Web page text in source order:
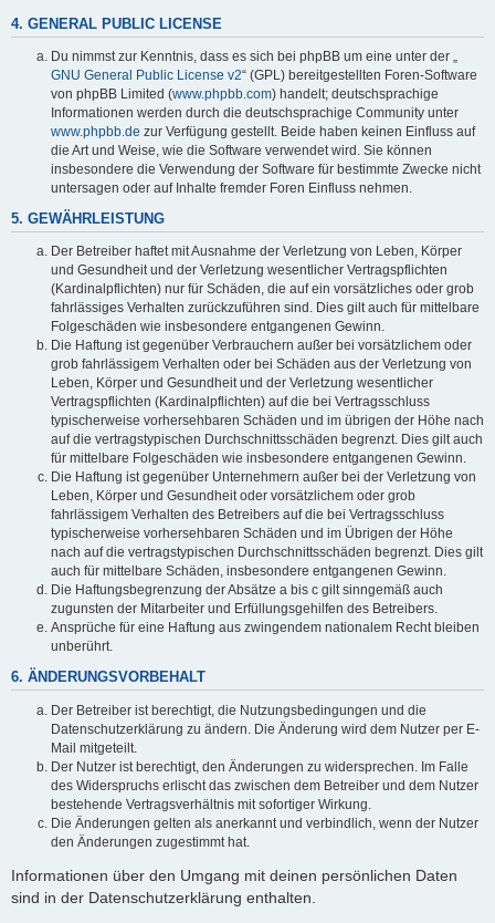
4. GENERAL PUBLIC LICENSE
Du nimmst zur Kenntnis, dass es sich bei phpBB um eine unter der „
GNU General Public License v2“ (GPL) bereitgestellten Foren-Software
von phpBB Limited (www.phpbb.com) handelt; deutschsprachige
Informationen werden durch die deutschsprachige Community unter
www.phpbb.de zur Verfügung gestellt. Beide haben keinen Einfluss auf
die Art und Weise, wie die Software verwendet wird. Sie können
insbesondere die Verwendung der Software für bestimmte Zwecke nicht
untersagen oder auf Inhalte fremder Foren Einfluss nehmen.
5. GEWÄHRLEISTUNG
Der Betreiber haftet mit Ausnahme der Verletzung von Leben, Körper
und Gesundheit und der Verletzung wesentlicher Vertragspflichten
(Kardinalpflichten) nur für Schäden, die auf ein vorsätzliches oder grob
fahrlässiges Verhalten zurückzuführen sind. Dies gilt auch für mittelbare
Folgeschäden wie insbesondere entgangenen Gewinn.
Die Haftung ist gegenüber Verbrauchern außer bei vorsätzlichem oder
grob fahrlässigem Verhalten oder bei Schäden aus der Verletzung von
Leben, Körper und Gesundheit und der Verletzung wesentlicher
Vertragspflichten (Kardinalpflichten) auf die bei Vertragsschluss
typischerweise vorhersehbaren Schäden und im übrigen der Höhe nach
auf die vertragstypischen Durchschnittsschäden begrenzt. Dies gilt auch
für mittelbare Folgeschäden wie insbesondere entgangenen Gewinn.
Die Haftung ist gegenüber Unternehmern außer bei der Verletzung von
Leben, Körper und Gesundheit oder vorsätzlichem oder grob
fahrlässigem Verhalten des Betreibers auf die bei Vertragsschluss
typischerweise vorhersehbaren Schäden und im Übrigen der Höhe
nach auf die vertragstypischen Durchschnittsschäden begrenzt. Dies gilt
auch für mittelbare Schäden, insbesondere entgangenen Gewinn.
Die Haftungsbegrenzung der Absätze a bis c gilt sinngemäß auch
zugunsten der Mitarbeiter und Erfüllungsgehilfen des Betreibers.
Ansprüche für eine Haftung aus zwingendem nationalem Recht bleiben
unberührt.
6. ÄNDERUNGSVORBEHALT
Der Betreiber ist berechtigt, die Nutzungsbedingungen und die
Datenschutzerklärung zu ändern. Die Änderung wird dem Nutzer per E-
Mail mitgeteilt.
Der Nutzer ist berechtigt, den Änderungen zu widersprechen. Im Falle
des Widerspruchs erlischt das zwischen dem Betreiber und dem Nutzer
bestehende Vertragsverhältnis mit sofortiger Wirkung.
Die Änderungen gelten als anerkannt und verbindlich, wenn der Nutzer
den Änderungen zugestimmt hat.
Informationen über den Umgang mit deinen persönlichen Daten
sind in der Datenschutzerklärung enthalten.